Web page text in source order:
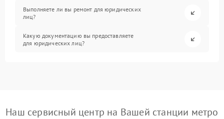
Выполняете ли вы ремонт для юридических
лиц?
Какую документацию вы предоставляете
для юридических лиц?
Наш сервисный центр на Вашей станции метро